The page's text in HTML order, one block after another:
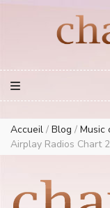
European Music Charts
Accueil / Blog / Music
Airplay Radios Chart